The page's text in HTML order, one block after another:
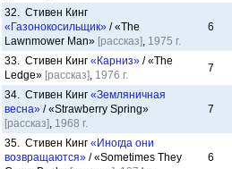
32. Стивен Кинг
«Газонокосильщик» / «The
Lawnmower Man» [рассказ], 1975 г.
6
33. Стивен Кинг «Карниз» / «The
Ledge» [рассказ], 1976 г.
7
34. Стивен Кинг «Земляничная
весна» / «Strawberry Spring»
[рассказ], 1968 г.
7
35. Стивен Кинг «Иногда они
возвращаются» / «Sometimes They
6